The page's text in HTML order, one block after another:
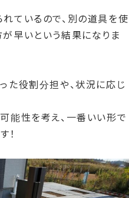
ているので、別の道具を使
早いという結果になりま
た役割分担や、状況に応じ
能性を考え、一番いい形で
！